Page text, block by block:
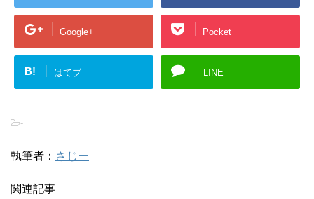
Google+ Pocket
B! はてブ LINE
-
執筆者： さじー
関連記事